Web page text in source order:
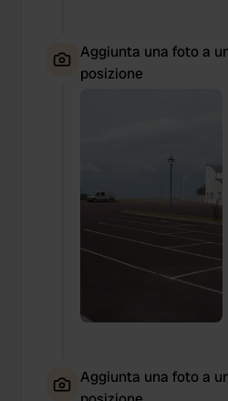
Aggiunta una foto a
posizione
Aggiunta una foto a